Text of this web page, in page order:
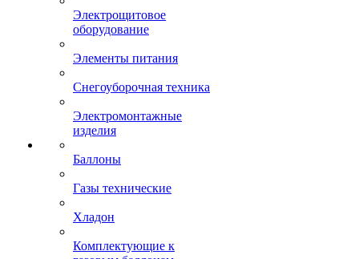
Электрощитовое
оборудование
Элементы питания
Снегоуборочная техника
Электромонтажные
изделия
Баллоны
Газы технические
Хладон
Комплектующие к